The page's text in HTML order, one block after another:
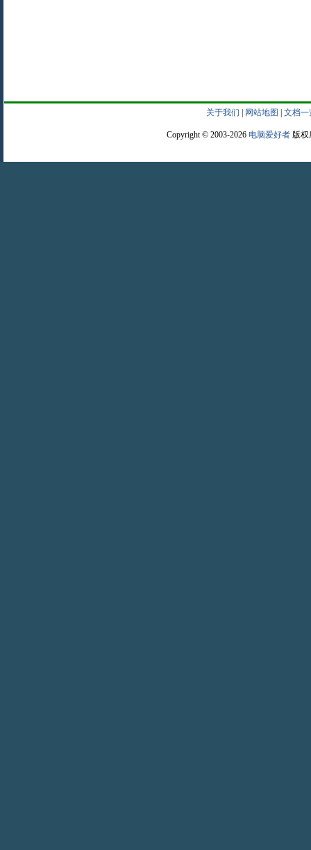
关于我们 网站地图 文档一
Copyright © 2003-2026 电脑爱好者版权